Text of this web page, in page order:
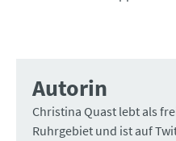
Autorin
Christina Quast lebt als
Ruhrgebiet und ist auf